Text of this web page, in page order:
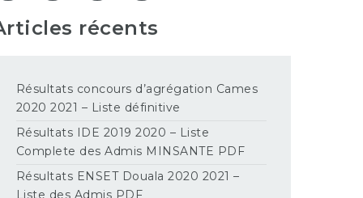
récents
Résultats concours d’agrégation Cames
2020 2021 – Liste définitive
Résultats IDE 2019 2020 – Liste
Complete des Admis MINSANTE PDF
Résultats ENSET Douala 2020 2021 –
Liste des Admis PDF